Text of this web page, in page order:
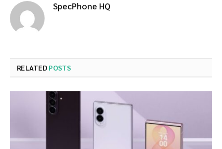
SpecPhone HQ
RELATED POSTS